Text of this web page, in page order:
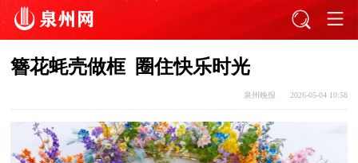
簪花蚝壳做框 圈住快乐时光
泉州晚报 2026-05-04 10:58